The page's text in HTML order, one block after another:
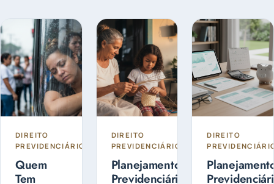
DIREITO
PREVIDENCIÁRIO
Quem
Tem
DIREITO
PREVIDENCIÁRIO
Planejamento
Previdenciário:
DIREITO